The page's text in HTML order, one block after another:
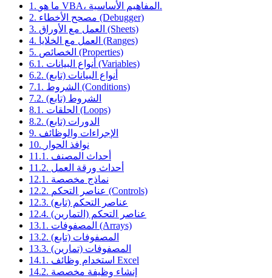
1. ما هو VBA، المفاهيم الأساسية.
2. مصحح الأخطاء (Debugger)
3. العمل مع الأوراق (Sheets)
4. العمل مع الخلايا (Ranges)
5. الخصائص (Properties)
6.1. أنواع البيانات (Variables)
6.2. أنواع البيانات (تابع)
7.1. الشروط (Conditions)
7.2. الشروط (تابع)
8.1. الحلقات (Loops)
8.2. الدورات (تابع)
9. الإجراءات والوظائف
10. نوافذ الحوار
11.1. أحداث المصنف
11.2. أحداث ورقة العمل
12.1. نماذج مخصصة
12.2. عناصر التحكم (Controls)
12.3. عناصر التحكم (تابع)
12.4. عناصر التحكم (التمارين)
13.1. المصفوفات (Arrays)
13.2. المصفوفات (تابع)
13.3. المصفوفات (تمارين)
14.1. استخدام وظائف Excel
14.2. إنشاء وظيفة مخصصة